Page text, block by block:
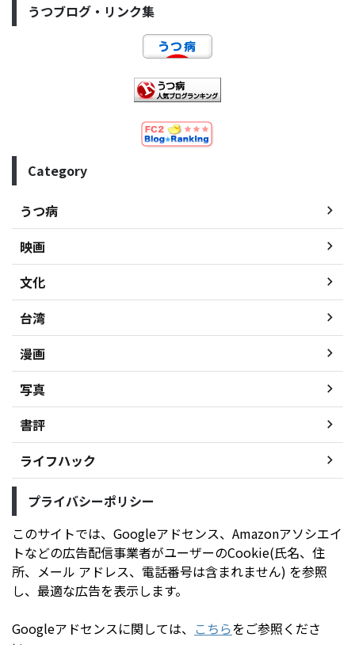
うつブログ・リンク集
Category
うつ病
映画
文化
台湾
漫画
写真
書評
ライフハック
プライバシーポリシー
このサイトでは、Googleアドセンス、Amazonアソシエイ
トなどの広告配信事業者がユーザーのCookie(氏名、住
所、メール アドレス、電話番号は含まれません) を参照
し、最適な広告を表示します。
Googleアドセンスに関しては、 こちらをご参照くださ